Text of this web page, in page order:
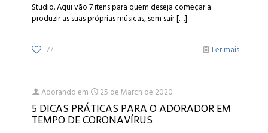
Studio. Aqui vão 7 itens para quem deseja começar a
produzir as suas próprias músicas, sem sair[…]
77 Ler mais
Adorandoem 25 de March de 2020
5 DICAS PRÁTICAS PARA O ADORADOR EM
TEMPO DE CORONAVÍRUS